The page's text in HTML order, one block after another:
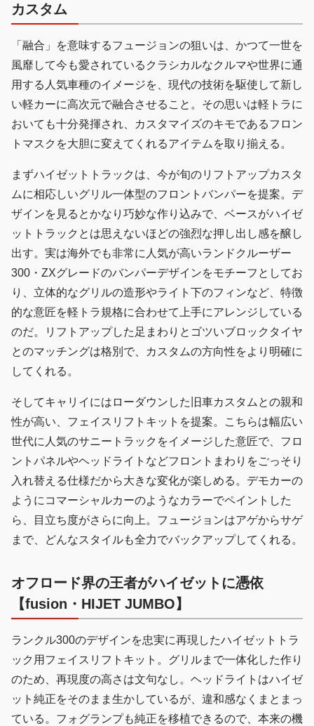
カスタム
「融合」を意味するフュージョンの狙いは、かつて一世を
風靡して今も愛されているクラシカルなクルマや世界に通
用する人気車種のイメージを、現代の技術を駆使して新し
い軽カーに高次元で融合させること。その思いは軽トラに
おいても十分発揮され、カスタマイズのキモであるフロン
トマスクを大胆に変えてくれるアイテムを取り揃える。
まずハイゼットトラックは、今が旬のリフトアップカスタ
ムに相応しいグリル一体型のフロントバンパーを提案。デ
ザインを見るとかなり巧妙な作り込みで、ベースがハイゼ
ットトラックとは思えないほどの強烈な押し出し感を醸し
出す。実は海外でも非常に人気が高いランドクルーザー
300・ZXグレードのバンパーデザインをモチーフとしてお
り、立体的なグリルの造形やライト下のフィンなど、特徴
的な意匠を軽トラ規格に合わせて上手にアレンジしている
のだ。リフトアップした足まわりとゴツいブロックタイヤ
とのマッチングは格別で、カスタムの方向性をより明確に
してくれる。
そしてキャリイにはローダウンした旧車カスタムとの親和
性が高い、フェイスリフトキットを提案。こちらは幅広い
世代に人気のサニートラックをイメージした意匠で、フロ
ントパネルやヘッドライトなどフロントまわりをごっそり
入れ替える仕様だから大きな変化が楽しめる。デモカーの
ようにコマーシャルカーのようなカラーでペイントした
ら、目立ち度がさらに向上。フュージョンはアゲからサゲ
まで、どんなスタイルも全力でバックアップしてくれる。
オフロード界の王者がハイゼットに憑依
【fusion・HIJET JUMBO】
ランクル300のデザインを忠実に再現したハイゼットトラ
ック用フェイスリフトキット。グリルまで一体化した作り
のため、再現度の高さは文句なし。ヘッドライトはハイゼ
ット純正をそのまま生かしているが、違和感なくまとまっ
ている。フォグランプも純正を移植できるので、本来の機